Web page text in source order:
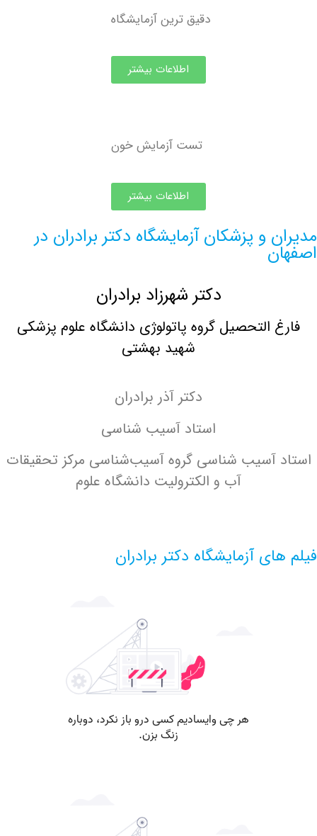
دقيق ترين آزمايشگاه
اطلاعات بیشتر
تست آزمايش خون
اطلاعات بیشتر
و پزشکان آزمایشگاه دکتر برادران در
دکتر شهرزاد برادران
التحصیل گروه پاتولوژی دانشگاه علوم پزشکی
شهید بهشتی
دکتر آذر برادران
استاد آسیب شناسی
آسیب شناسی گروه آسیب‌شناسی مرکز تحقیقات
آب و الکترولیت دانشگاه علوم
آزمایشگاه دکتر برادران